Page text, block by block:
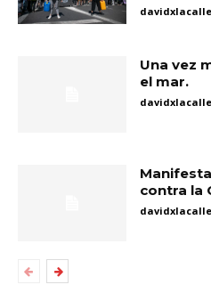
davidxlacalle
Una vez
el mar.
davidxlacalle
contra la
davidxlacalle